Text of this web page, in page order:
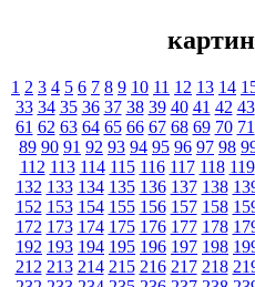
1 2 3 4 5 6 7 8 9 10 11 12 13 14
33 34 35 36 37 38 39 40 41 42 43
61 62 63 64 65 66 67 68 69 70 71
89 90 91 92 93 94 95 96 97 98
112 113 114 115 116 117 118 119
132 133 134 135 136 137 138
152 153 154 155 156 157 158
172 173 174 175 176 177 178
192 193 194 195 196 197 198
212 213 214 215 216 217 218